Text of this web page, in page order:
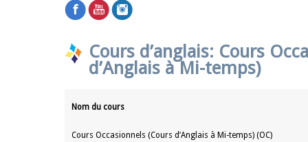
Cours d’anglais: Cours
d’Anglais à Mi-temps)
Nom du cours
Cours Occasionnels (Cours d’Anglais à Mi-temps) (OC)